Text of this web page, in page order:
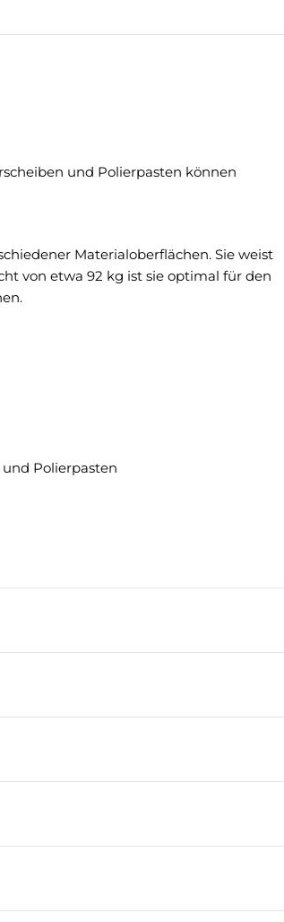
und Polierpasten können
Materialoberflächen. Sie weist
von etwa 92 kg ist sie optimal für den
Polierpasten